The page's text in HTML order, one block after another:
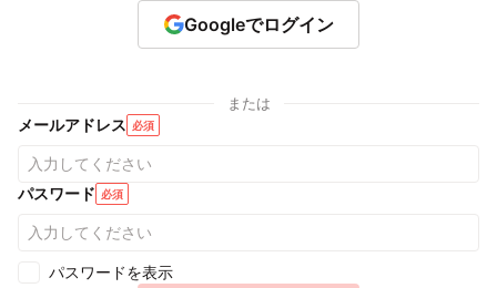
Googleでログイン
または
メールアドレス 必須
パスワード 必須
パスワードを表示